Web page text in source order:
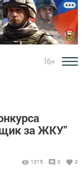
16+
за ЖКУ"
1015 0 0